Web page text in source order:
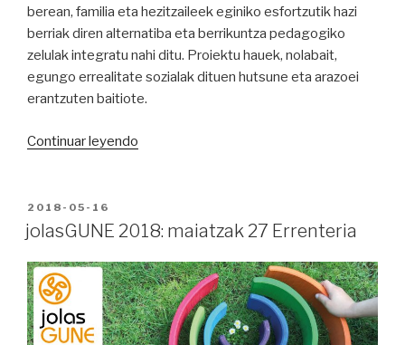
berean, familia eta hezitzaileek eginiko esfortzutik hazi
berriak diren alternatiba eta berrikuntza pedagogiko
zelulak integratu nahi ditu. Proiektu hauek, nolabait,
egungo errealitate sozialak dituen hutsune eta arazoei
erantzuten baitiote.
Continuar leyendo
bere
jolasGUNE
ospatuko
du
Errenterian
PUBLICADO
EN
2018-05-16
jolasGUNE 2018: maiatzak 27 Errenteria